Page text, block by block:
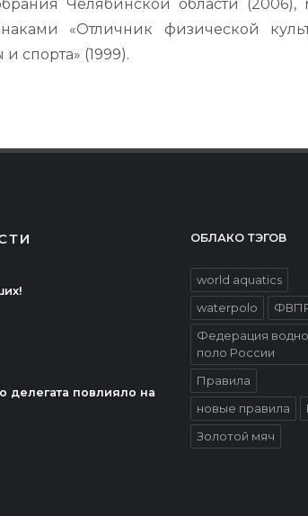
Челябинской области
«Отличник физической
спорта» (1999).
делегата повлияло на
ОБЛАКО ТЭГОВ
world aquatics
waterpolo
Федерация
поло России
Правила
новые правила
Золотой мяч